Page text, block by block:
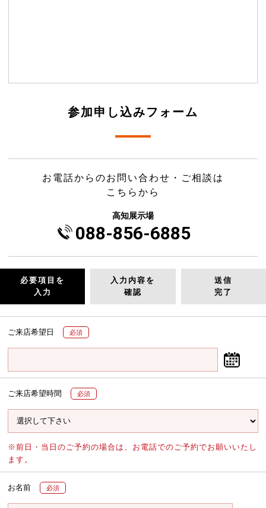
参加申し込みフォーム
お電話からのお問い合わせ・ご相談は
こちらから
高知展示場
088-856-6885
必要項目を
入力
入力内容を
確認
送信
完了
ご来店希望日 必須
ご来店希望時間 必須
※前日・当日のご予約の場合は、お電話でのご予約でお願いいたし
ます。
お名前 必須